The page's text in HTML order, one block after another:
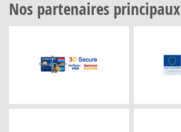
Nos partenaires principaux